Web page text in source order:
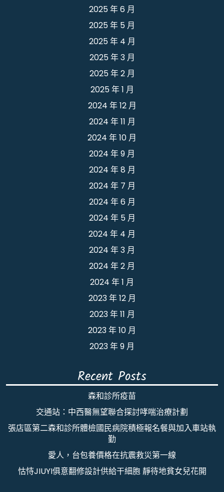
2025 年 6 月
2025 年 5 月
2025 年 4 月
2025 年 3 月
2025 年 2 月
2025 年 1 月
2024 年 12 月
2024 年 11 月
2024 年 10 月
2024 年 9 月
2024 年 8 月
2024 年 7 月
2024 年 6 月
2024 年 5 月
2024 年 4 月
2024 年 3 月
2024 年 2 月
2024 年 1 月
2023 年 12 月
2023 年 11 月
2023 年 10 月
2023 年 9 月
Recent Posts
森和診所疫苗
交通站：中西醫無望聯合探討哮喘治療計劃
張店區第二森和診所體檢國民病院積極報名餐與加入車站執
勤
愛人，台包養價格在抗震救災第一線
怙恃JIUYI俱意翻修設計供給干細胞 靜待地貧女兒花開